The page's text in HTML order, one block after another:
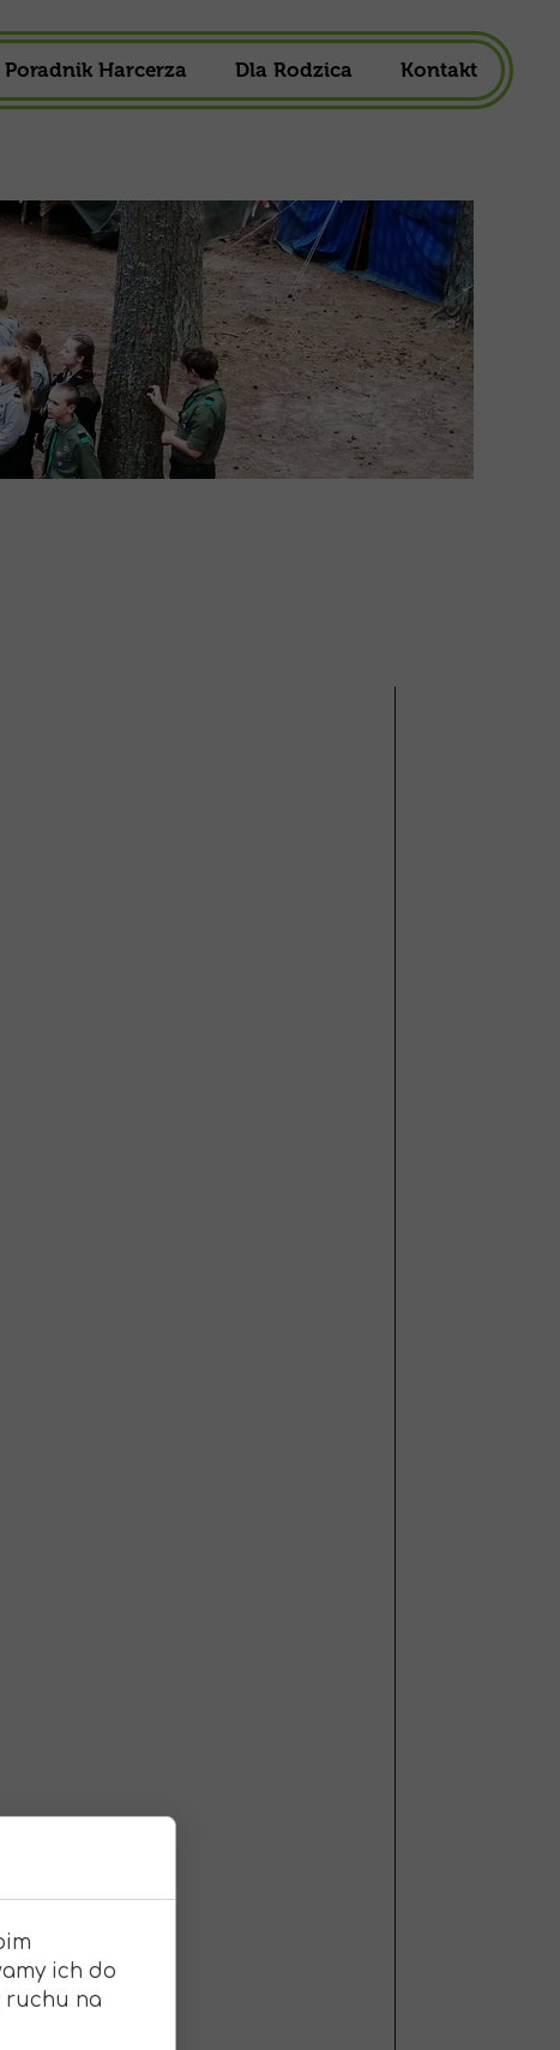
Poradnik Harcerza Dla Rodzica
Składka Członkowska
Mundur Harcerski
Do Pobrania
Kontakt
ich do
ruchu na